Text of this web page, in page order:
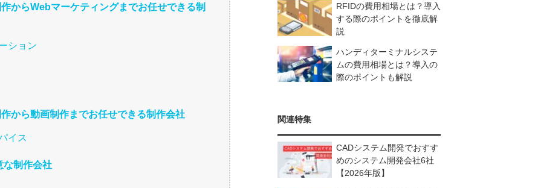
からWebマーケティングまでお任せできる制
ション
から動画制作までお任せできる制作会社
イス
な制作会社
RFIDの費用相場とは？導入
する際のポイントを徹底解
説
ハンディターミナルシステ
ムの費用相場とは？導入の
際のポイントも解説
関連特集
CADシステム開発でおすす
めのシステム開発会社6社
【2026年版】